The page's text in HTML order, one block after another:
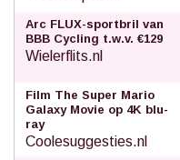
Arc FLUX-sportbril van
BBB Cycling t.w.v. €129
Wielerflits.nl
Film The Super Mario
Galaxy Movie op 4K blu-
ray
Coolesuggesties.nl